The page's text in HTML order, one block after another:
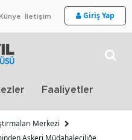
İletişim Giriş Yap
Faaliyetler
Merkezi
Askeri Müdahaleciliğe